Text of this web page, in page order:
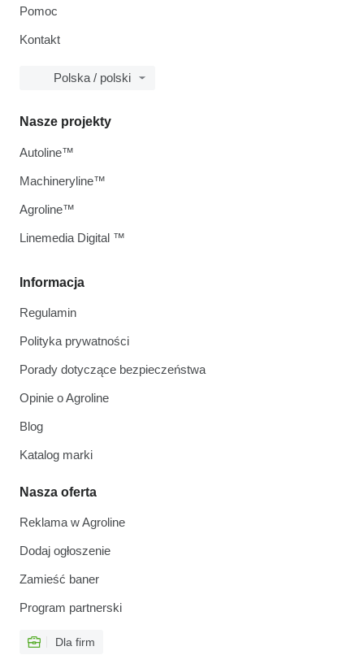
Pomoc
Kontakt
Polska / polski
Informacja
Regulamin
Polityka prywatności
Porady dotyczące bezpieczeństwa
Opinie o Agroline
Blog
Katalog marki
Nasza oferta
Reklama w Agroline
Dodaj ogłoszenie
Zamieść baner
Program partnerski
Dla firm
Nasze projekty
Autoline™
Machineryline™
Agroline™
Linemedia Digital ™